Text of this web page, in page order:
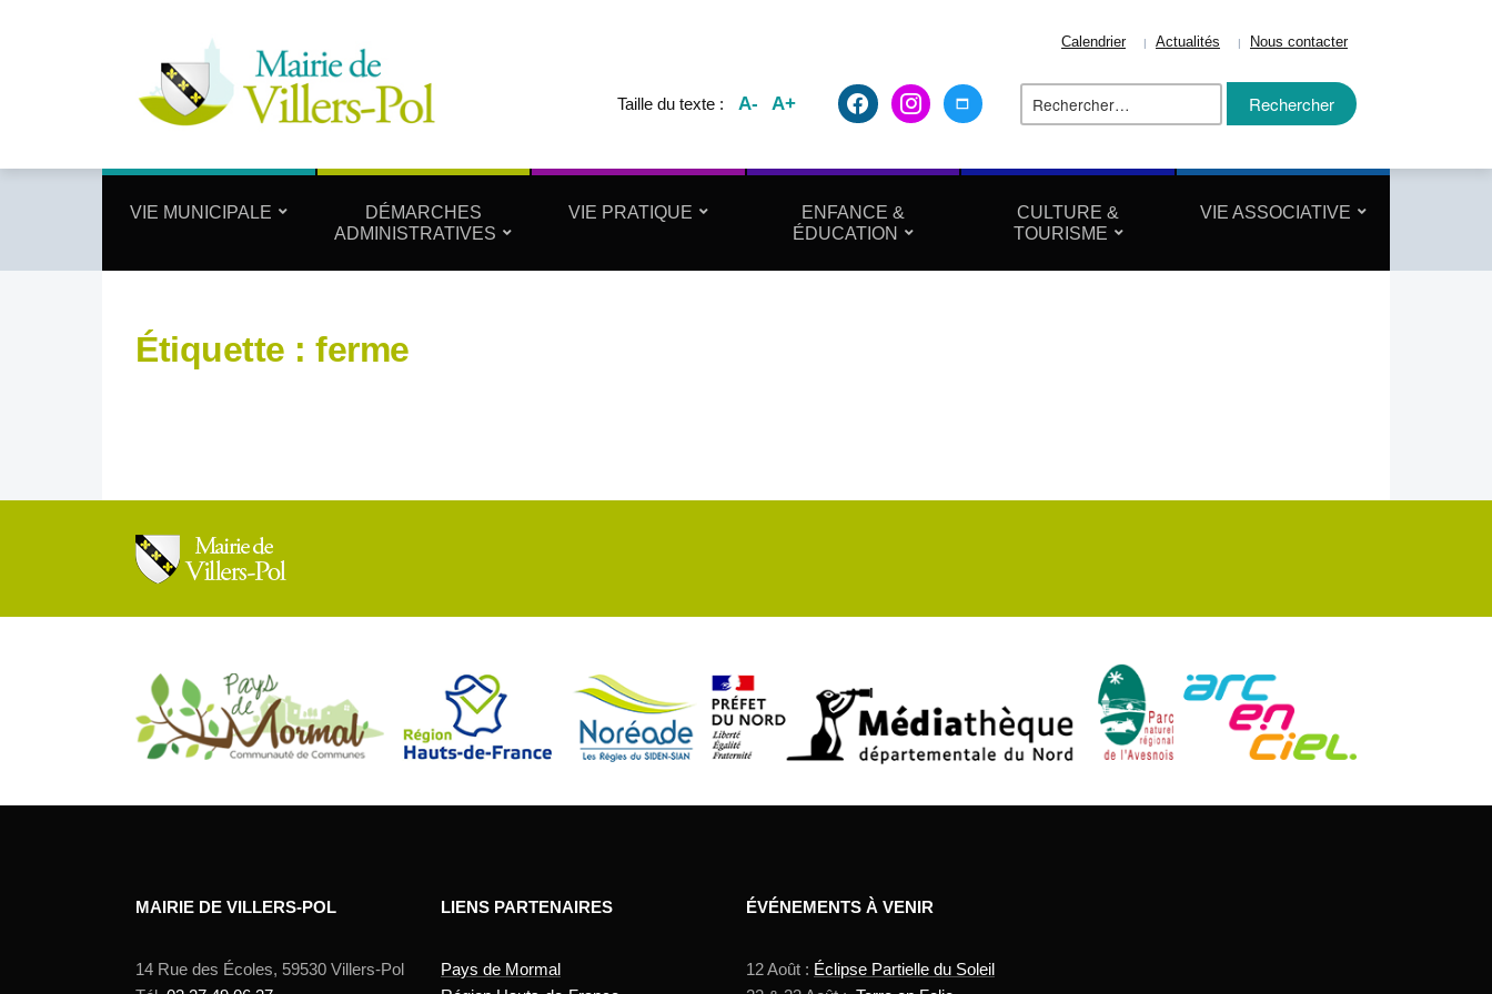
Calendrier Actualités Nous contacter
Taille du texte : A- A+ facebook2instagrammaximize Rechercher :
VIE MUNICIPALE
DÉMARCHES
ADMINISTRATIVES
VIE PRATIQUE
ENFANCE &
ÉDUCATION
CULTURE &
TOURISME
VIE ASSOCIATIVE
Étiquette : ferme
MAIRIE DE VILLERS-POL
14 Rue des Écoles, 59530 Villers-Pol
LIENS PARTENAIRES
Pays de Mormal
ÉVÉNEMENTS À VENIR
12 Août : Éclipse Partielle du Soleil